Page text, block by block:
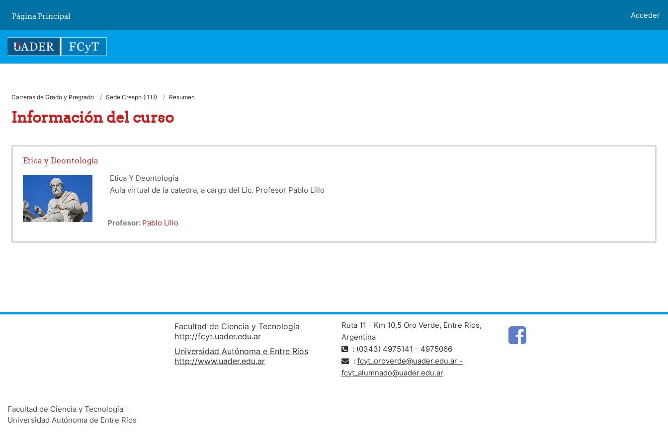
Página Principal
Acceder
Carreras de Grado y Pregrado Sede Crespo (ITU) Resumen
Información del curso
Etica y Deontología
Etica Y Deontología
Aula virtual de la catedra, a cargo del Lic. Profesor Pablo Lillo
Profesor: Pablo Lillo
Facultad de Ciencia y Tecnología -
Universidad Autónoma de Entre Ríos
Facultad de Ciencia y Tecnología
http://fcyt.uader.edu.ar
Universidad Autónoma e Entre Ríos
http://www.uader.edu.ar
Ruta 11 - Km 10,5 Oro Verde, Entre Rios,
Argentina
: (0343) 4975141 - 4975066
: fcyt_oroverde@uader.edu.ar -
fcyt_alumnado@uader.edu.ar